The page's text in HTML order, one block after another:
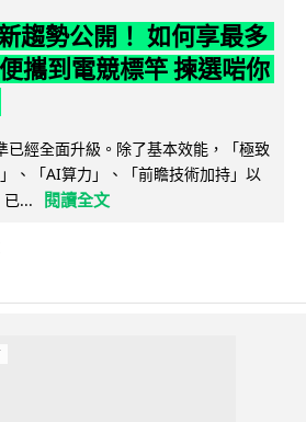
趨勢公開！ 如何享最多
攜到電競標竿 揀選啱你
已經全面升級。除了基本效能，「極致
、「AI算力」、「前瞻技術加持」以
已...
閱讀全文